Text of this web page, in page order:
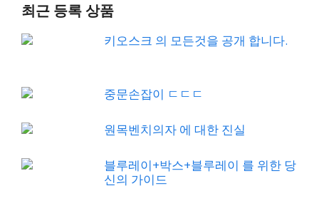
최근 등록 상품
키오스크 의 모든것을 공개 합니다.
중문손잡이 ㄷㄷㄷ
원목벤치의자 에 대한 진실
블루레이+박스+블루레이 를 위한 당
신의 가이드